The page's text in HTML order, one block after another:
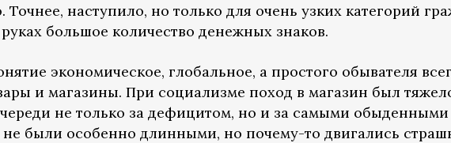
Точнее, наступило, но только для очень узких категорий
большое количество денежных знаков.
экономическое, глобальное, а простого обывателя
и магазины. При социализме поход в магазин был
не только за дефицитом, но и за самыми
были особенно длинными, но почему-то двигались